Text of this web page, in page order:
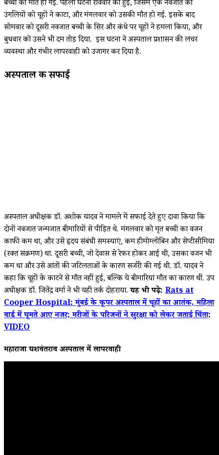
बच्चों की मौत हो गई. पहली घटना रविवार को हुई, जिसमें एक नवजात की
उंगलियों को चूहों ने काटा, और मंगलवार को उसकी मौत हो गई. इसके बाद
सोमवार को दूसरी नवजात बच्ची के सिर और कंधे पर चूहों ने हमला किया, और
बुधवार को उसने भी दम तोड़ दिया. इस घटना ने अस्पताल प्रशासन की लचर
व्यवस्था और गंभीर लापरवाही को उजागर कर दिया है.
अस्पताल की सफाई
अस्पताल अधीक्षक डॉ. अशोक यादव ने मामले में सफाई देते हुए दावा किया कि
दोनों नवजात जन्मजात बीमारियों से पीड़ित थे. मंगलवार को मृत बच्ची का वजन
काफी कम था, और उसे हृदय संबंधी समस्याएं, कम हीमोग्लोबिन और सेप्टीसीमिया
(रक्त संक्रमण) था. दूसरी बच्ची, जो देवास से रेफर होकर आई थी, उसका वजन भी
कम था और उसे आंतों की जटिलताओं के कारण सर्जरी की गई थी. डॉ. यादव ने
कहा कि चूहों के काटने से मौत नहीं हुई, बल्कि ये बीमारियां मौत का कारण थीं. उप
अधीक्षक डॉ. जितेंद्र वर्मा ने भी यही तर्क दोहराया.यह भी पढ़े: Rats at
Cooper Hospital: मुंबई के कूपर अस्पताल में चूहों का आतंक, महिला
वार्ड में घूमते आए नजर; मरीजों के परिजनों ने सुरक्षा को लेकर जताई चिंता;
VIDEO
महाराजा यशवंतराव अस्पताल में लापरवाही